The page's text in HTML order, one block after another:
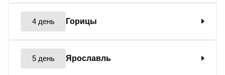
4 день Горицы
5 день Ярославль